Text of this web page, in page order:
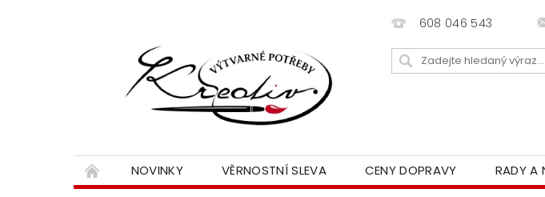
608 046 543
NOVINKY VĚRNOSTNÍ SLEVA CENY DOPRAVY RADY A